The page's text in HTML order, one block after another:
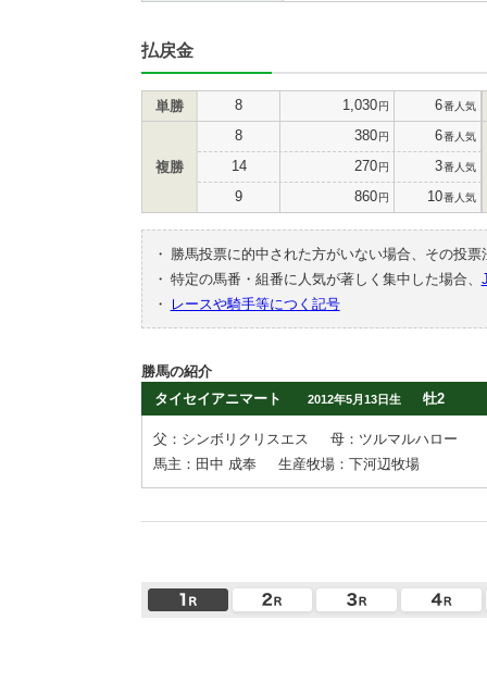
払戻金
単勝 8 1,030円 6番人気
複勝
8 380円 6番人気
14 270円 3番人気
9 860円 10番人気
・
勝馬投票に的中された方がいない場合、その投
・ 特定の馬番・組番に人気が著しく集中した場合、
・
レースや騎手等につく記号
勝馬の紹介
タイセイアニマート
2012年5月13日生 牡2
父：シンボリクリスエス
母：ツルマルハロー
馬主：田中 成奉
生産牧場：下河辺牧場